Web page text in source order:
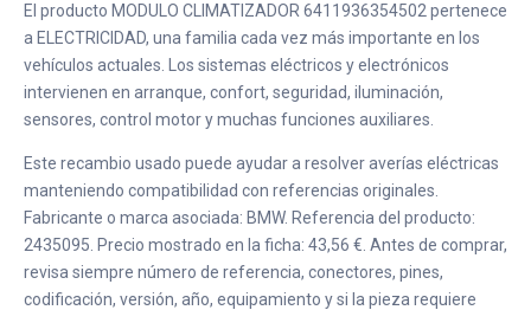
El producto MODULO CLIMATIZADOR 6411936354502 pertenece
a ELECTRICIDAD, una familia cada vez más importante en los
vehículos actuales. Los sistemas eléctricos y electrónicos
intervienen en arranque, confort, seguridad, iluminación,
sensores, control motor y muchas funciones auxiliares.
Este recambio usado puede ayudar a resolver averías eléctricas
manteniendo compatibilidad con referencias originales.
Fabricante o marca asociada: BMW. Referencia del producto:
2435095. Precio mostrado en la ficha: 43,56 €. Antes de comprar,
revisa siempre número de referencia, conectores, pines,
codificación, versión, año, equipamiento y si la pieza requiere